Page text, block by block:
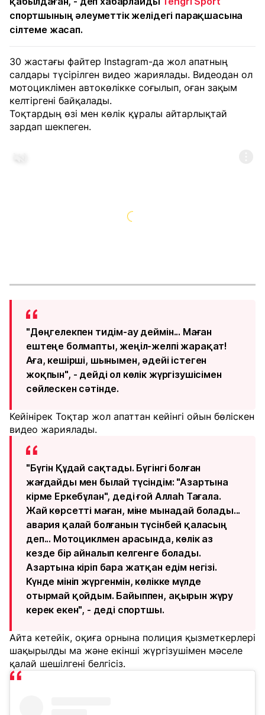
спортшының әлеуметтік желідегі парақшасына
сілтеме жасап.
30 жастағы файтер Instagram-да жол апатның
салдары түсірілген видео жариялады. Видеодан ол
мотоциклімен автокөлікке соғылып, оған зақым
келтіргені байқалады.
Тоқтардың өзі мен көлік құралы айтарлықтай
зардап шекпеген.
"Дөңгелекпен тидім-ау деймін... Маған
ештеңе болмапты, жеңіл-желпі жарақат!
Аға, кешірші, шынымен, әдейі істеген
жоқпын", - дейді ол көлік жүргізушісімен
сөйлескен сәтінде.
Кейінірек Тоқтар жол апаттан кейінгі ойын бөліскен
видео жариялады.
"Бүгін Құдай сақтады. Бүгінгі болған
жағдайды мен былай түсіндім: "Азартына
кірме Еркебұлан", деді ғой Аллаһ Тағала.
Жай көрсетті маған, міне мынадай болады...
авария қалай болғанын түсінбей қаласың
деп... Мотоциклмен арасында, көлік аз
кезде бір айналып келгенге болады.
Азартына кіріп бара жатқан едім негізі.
Күнде мініп жүргенмін, көлікке мүлде
отырмай қойдым. Байыппен, ақырын жүру
керек екен", - деді спортшы.
Айта кетейік, оқиға орнына полиция қызметкерлері
шақырылды ма және екінші жүргізушімен мәселе
қалай шешілгені белгісіз.